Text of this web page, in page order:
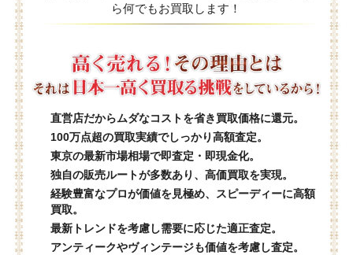
ら何でもお買取します！
直営店だからムダなコストを省き買取価格に還元。
100万点超の買取実績でしっかり高額査定。
東京の最新市場相場で即査定・即現金化。
独自の販売ルートが多数あり、高価買取を実現。
経験豊富なプロが価値を見極め、スピーディーに高額
買取。
最新トレンドを考慮し需要に応じた適正査定。
アンティークやヴィンテージも価値を考慮し査定。